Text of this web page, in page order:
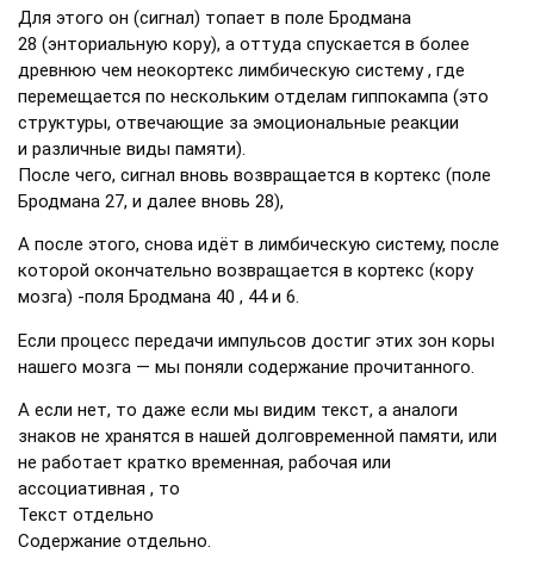
Для этого он (сигнал) топает в поле Бродмана
28 (энториальную кору), а оттуда спускается в более
древнюю чем неокортекс лимбическую систему , где
перемещается по нескольким отделам гиппокампа (это
структуры, отвечающие за эмоциональные реакции
и различные виды памяти).
После чего, сигнал вновь возвращается в кортекс (поле
Бродмана 27, и далее вновь 28),
А после этого, снова идёт в лимбическую систему, после
которой окончательно возвращается в кортекс (кору
мозга) -поля Бродмана 40 , 44 и 6.
Если процесс передачи импульсов достиг этих зон коры
нашего мозга — мы поняли содержание прочитанного.
А если нет, то даже если мы видим текст, а аналоги
знаков не хранятся в нашей долговременной памяти, или
не работает кратко временная, рабочая или
ассоциативная , то
Текст отдельно
Содержание отдельно.